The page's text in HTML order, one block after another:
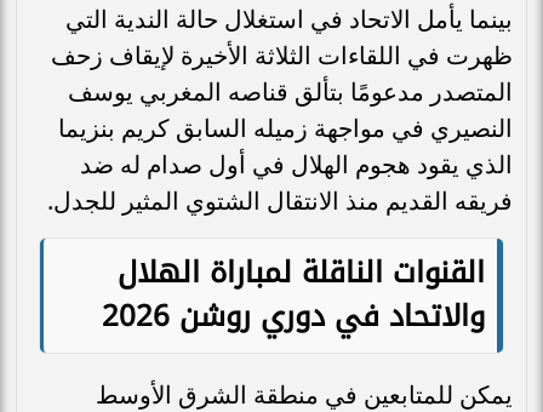
بينما يأمل الاتحاد في استغلال حالة الندية التي
ظهرت في اللقاءات الثلاثة الأخيرة لإيقاف زحف
المتصدر مدعومًا بتألق قناصه المغربي يوسف
النصيري في مواجهة زميله السابق كريم بنزيما
الذي يقود هجوم الهلال في أول صدام له ضد
فريقه القديم منذ الانتقال الشتوي المثير للجدل.
القنوات الناقلة لمباراة الهلال
والاتحاد في دوري روشن 2026
يمكن للمتابعين في منطقة الشرق الأوسط